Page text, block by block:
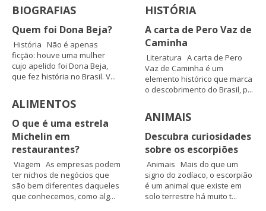
BIOGRAFIAS
Quem foi Dona Beja?
História Não é apenas
ficção: houve uma mulher
cujo apelido foi Dona Beja,
que fez história no Brasil. V...
ALIMENTOS
O que é uma estrela
Michelin em
restaurantes?
Viagem As empresas podem
ter nichos de negócios que
são bem diferentes daqueles
que conhecemos, como alg...
HISTÓRIA
A carta de Pero Vaz de
Caminha
Literatura A carta de Pero
Vaz de Caminha é um
elemento histórico que marca
o descobrimento do Brasil, p...
ANIMAIS
Descubra curiosidades
sobre os escorpiões
Animais Mais do que um
signo do zodíaco, o escorpião
é um animal que existe em
solo terrestre há muito t...